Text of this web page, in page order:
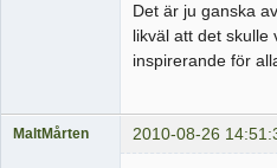
Det är ju ganska
likväl att det skulle
inspirerande för
MaltMårten 2010-08-26